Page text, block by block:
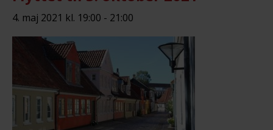
4. maj 2021 kl. 19:00 - 21:00